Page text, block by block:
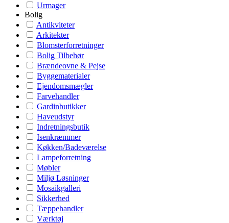
Urmager
Bolig
Antikviteter
Arkitekter
Blomsterforretninger
Bolig Tilbehør
Brændeovne & Pejse
Byggematerialer
Ejendomsmægler
Farvehandler
Gardinbutikker
Haveudstyr
Indretningsbutik
Isenkræmmer
Køkken/Badeværelse
Lampeforretning
Møbler
Miljø Løsninger
Mosaikgalleri
Sikkerhed
Tæppehandler
Værktøj